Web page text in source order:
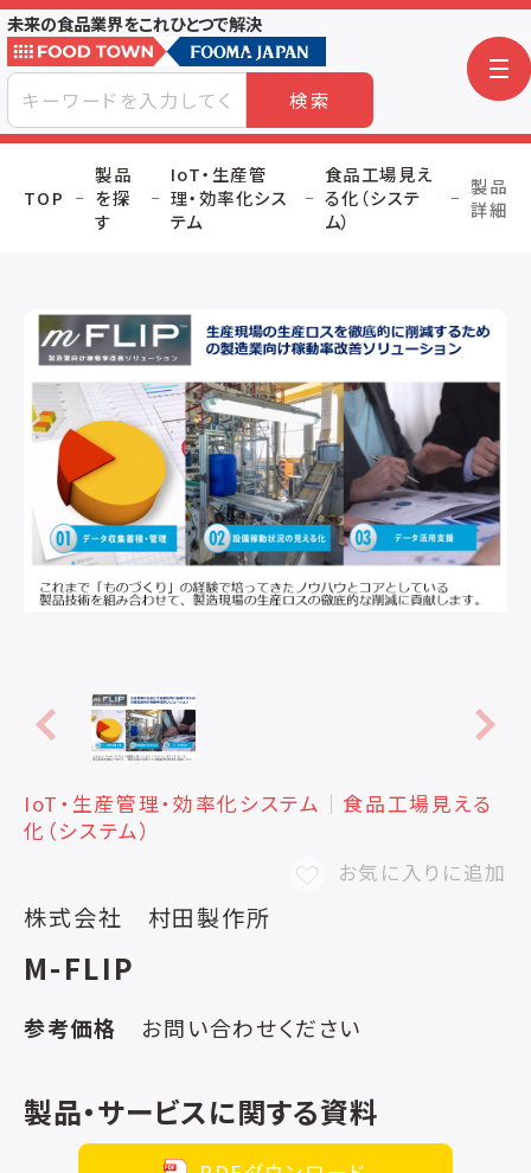
未来の食品業界をこれひとつで解決
検索
TOP
製品
を探
す
IoT・生産管
理・効率化シス
テム
食品工場見え
る化（システ
ム）
製品
詳細
IoT・生産管理・効率化システム │食品工場見える
化（システム）
お気に入りに追加
株式会社 村田製作所
M-FLIP
参考価格 お問い合わせください
製品・サービスに関する資料